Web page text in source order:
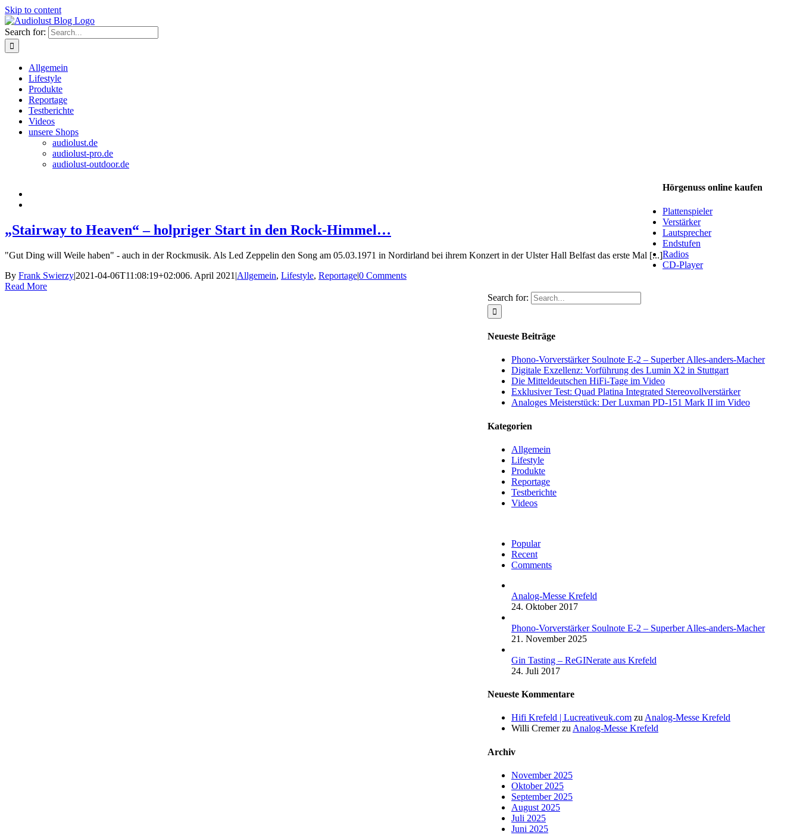
Skip to content
Search for:
Allgemein
Lifestyle
Produkte
Reportage
Testberichte
Videos
unsere Shops
audiolust.de
audiolust-pro.de
audiolust-outdoor.de
„Stairway to Heaven“ – holpriger Start in den Rock-Himmel…
"Gut Ding will Weile haben" - auch in der Rockmusik. Als Led Zeppelin den Song am 05.03.1971 in Nordirland bei ihrem Konzert in der Ulster Hall Belfast das erste Mal [...]
By Frank Swierzy|2021-04-06T11:08:19+02:006. April 2021 |Allgemein, Lifestyle, Reportage|0 Comments
Read More
Search for:
Neueste Beiträge
Phono-Vorverstärker Soulnote E-2 – Superber Alles-anders-Macher
Digitale Exzellenz: Vorführung des Lumin X2 in Stuttgart
Die Mitteldeutschen HiFi-Tage im Video
Exklusiver Test: Quad Platina Integrated Stereovollverstärker
Analoges Meisterstück: Der Luxman PD-151 Mark II im Video
Kategorien
Allgemein
Lifestyle
Produkte
Reportage
Testberichte
Videos
Popular
Recent
Comments
Analog-Messe Krefeld
24. Oktober 2017
Phono-Vorverstärker Soulnote E-2 – Superber Alles-anders-Macher
21. November 2025
Gin Tasting – ReGINerate aus Krefeld
24. Juli 2017
Neueste Kommentare
Hifi Krefeld | Lucreativeuk.com zuAnalog-Messe Krefeld
Willi CremerzuAnalog-Messe Krefeld
Archiv
November 2025
Oktober 2025
September 2025
August 2025
Juli 2025
Juni 2025
Hörgenuss online kaufen
Plattenspieler
Verstärker
Lautsprecher
Endstufen
Radios
CD-Player